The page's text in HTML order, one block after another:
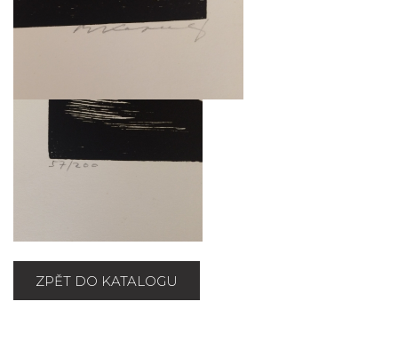
ZPĚT DO KATALOGU